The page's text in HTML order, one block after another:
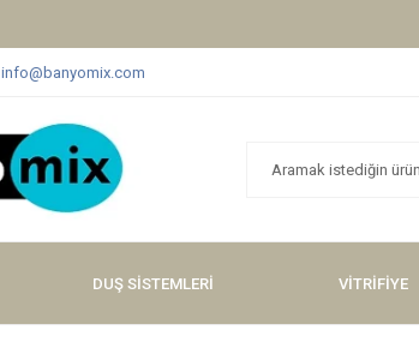
info@banyomix.com
DUŞ SİSTEMLERİ VİTRİFİYE